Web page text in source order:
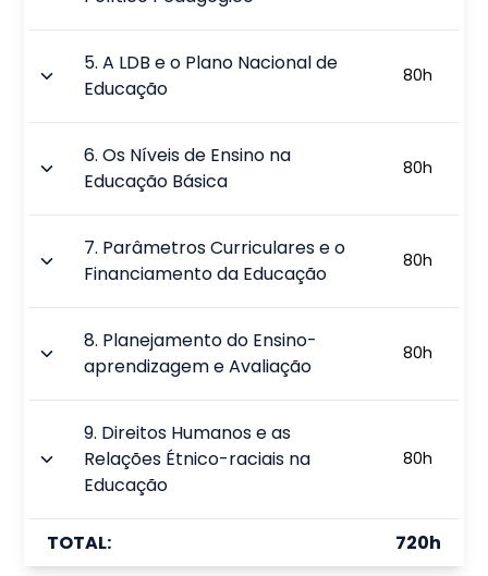
5.A LDB e o Plano Nacional de
Educação
80h
6.Os Níveis de Ensino na
Educação Básica
80h
7. Parâmetros Curriculares e o
Financiamento da Educação
80h
8. Planejamento do Ensino-
aprendizagem e Avaliação
80h
9. Direitos Humanos e as
Relações Étnico-raciais na
Educação
80h
TOTAL: 720h